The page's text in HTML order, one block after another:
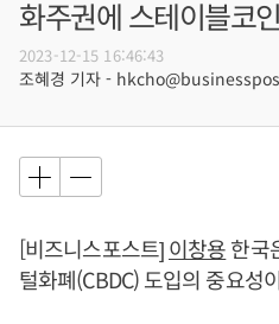
화주권에 스테이블코
2023-12-15 16:46:43
조혜경 기자 -
[비즈니스포스트]이창용한국
털화폐(CBDC) 도입의 중요성